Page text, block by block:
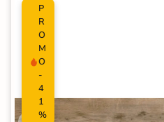
P
R
O
M
O
-
4
1
%